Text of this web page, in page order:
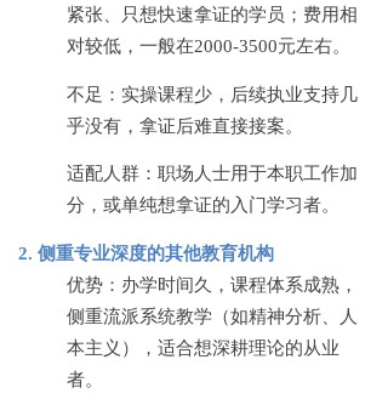
紧张、只想快速拿证的学员；费用相
对较低，一般在2000-3500元左右。
不足：实操课程少，后续执业支持几
乎没有，拿证后难直接接案。
适配人群：职场人士用于本职工作加
分，或单纯想拿证的入门学习者。
2. 侧重专业深度的其他教育机构
优势：办学时间久，课程体系成熟，
侧重流派系统教学（如精神分析、人
本主义），适合想深耕理论的从业
者。